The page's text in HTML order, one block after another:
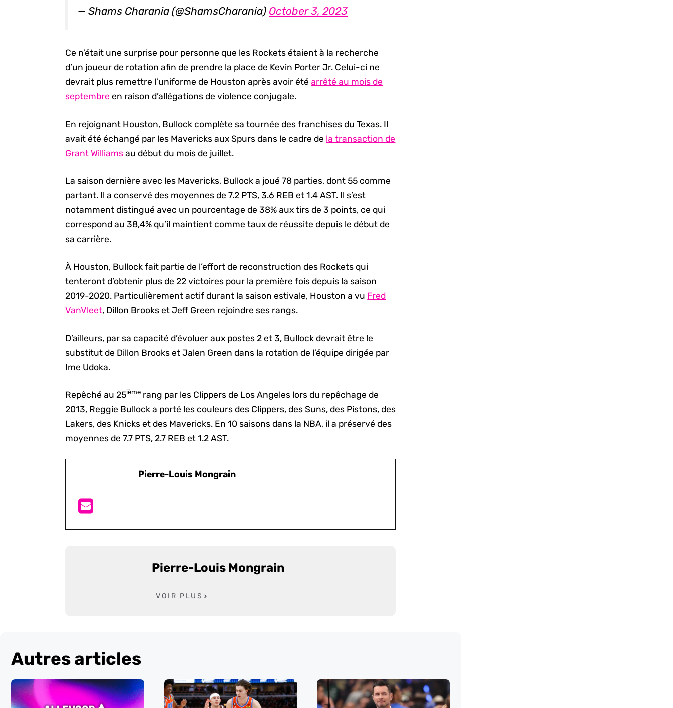
— Shams Charania (@ShamsCharania) October 3, 2023
Ce n’était une surprise pour personne que les Rockets étaient à la recherche
d’un joueur de rotation afin de prendre la place de Kevin Porter Jr. Celui-ci ne
devrait plus remettre l’uniforme de Houston après avoir étéarrêté au mois de
septembre en raison d’allégations de violence conjugale.
En rejoignant Houston, Bullock complète sa tournée des franchises du Texas. Il
avait été échangé par les Mavericks aux Spurs dans le cadre de la transaction de
Grant Williams au début du mois de juillet.
La saison dernière avec les Mavericks, Bullock a joué 78 parties, dont 55 comme
partant. Il a conservé des moyennes de 7.2 PTS, 3.6 REB et 1.4 AST. Il s’est
notamment distingué avec un pourcentage de 38% aux tirs de 3 points, ce qui
correspond au 38,4% qu’il maintient comme taux de réussite depuis le début de
sa carrière.
À Houston, Bullock fait partie de l’effort de reconstruction des Rockets qui
tenteront d’obtenir plus de 22 victoires pour la première fois depuis la saison
2019-2020. Particulièrement actif durant la saison estivale, Houston a vu Fred
VanVleet, Dillon Brooks et Jeff Green rejoindre ses rangs.
D’ailleurs, par sa capacité d’évoluer aux postes 2 et 3, Bullock devrait être le
substitut de Dillon Brooks et Jalen Green dans la rotation de l’équipe dirigée par
Ime Udoka.
Repêché au 25ième rang par les Clippers de Los Angeles lors du repêchage de
2013, Reggie Bullock a porté les couleurs des Clippers, des Suns, des Pistons, des
Lakers, des Knicks et des Mavericks. En 10 saisons dans la NBA, il a préservé des
moyennes de 7.7 PTS, 2.7 REB et 1.2 AST.
Pierre-Louis Mongrain
Pierre-Louis Mongrain
VOIR PLUS
Autres articles